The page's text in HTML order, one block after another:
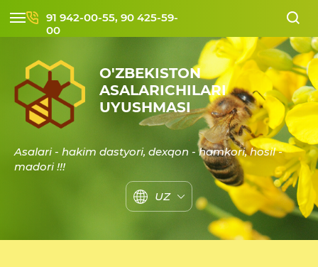
O'ZBEKISTON
ASALARICHILARI
UYUSHMASI
Asalari - hakim dastyori, dexqon - hamkori, hosil -
madori !!!
UZ
91 942-00-55, 90 425-59-
00